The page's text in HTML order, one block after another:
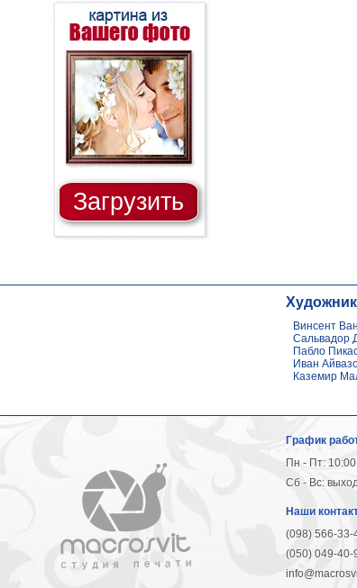
Загрузить
Винсент
Сальвадор
Пабло
Иван
Каземир
График
Пн - Пт:
Сб - Вс:
Наши
(098) 566-33-
(050) 049-40-